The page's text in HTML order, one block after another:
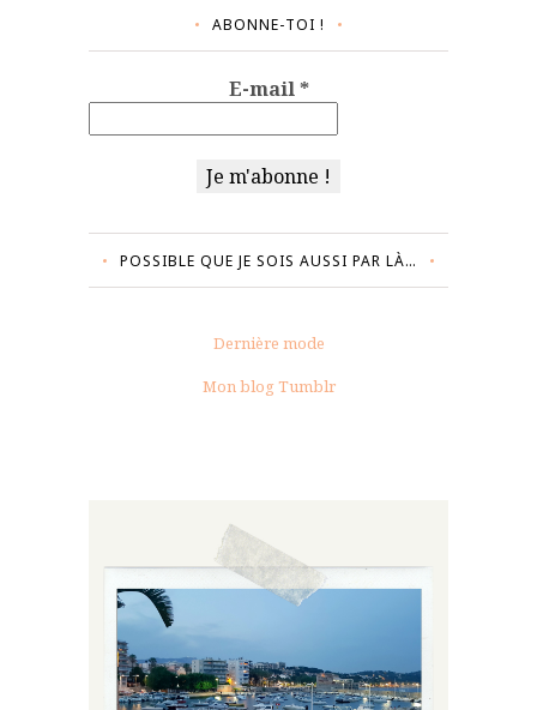
ABONNE-TOI !
E-mail*
POSSIBLE QUE JE SOIS AUSSI PAR LÀ…
Dernière mode
Mon blog Tumblr